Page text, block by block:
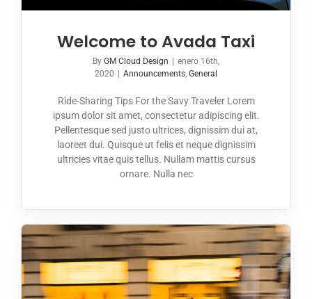
Welcome to Avada Taxi
By GM Cloud Design | enero 16th,
2020 | Announcements General
Ride-Sharing Tips For the Savy Traveler Lorem
ipsum dolor sit amet, consectetur adipiscing elit.
Pellentesque sed justo ultrices, dignissim dui at,
laoreet dui. Quisque ut felis et neque dignissim
ultricies vitae quis tellus. Nullam mattis cursus
ornare. Nulla nec